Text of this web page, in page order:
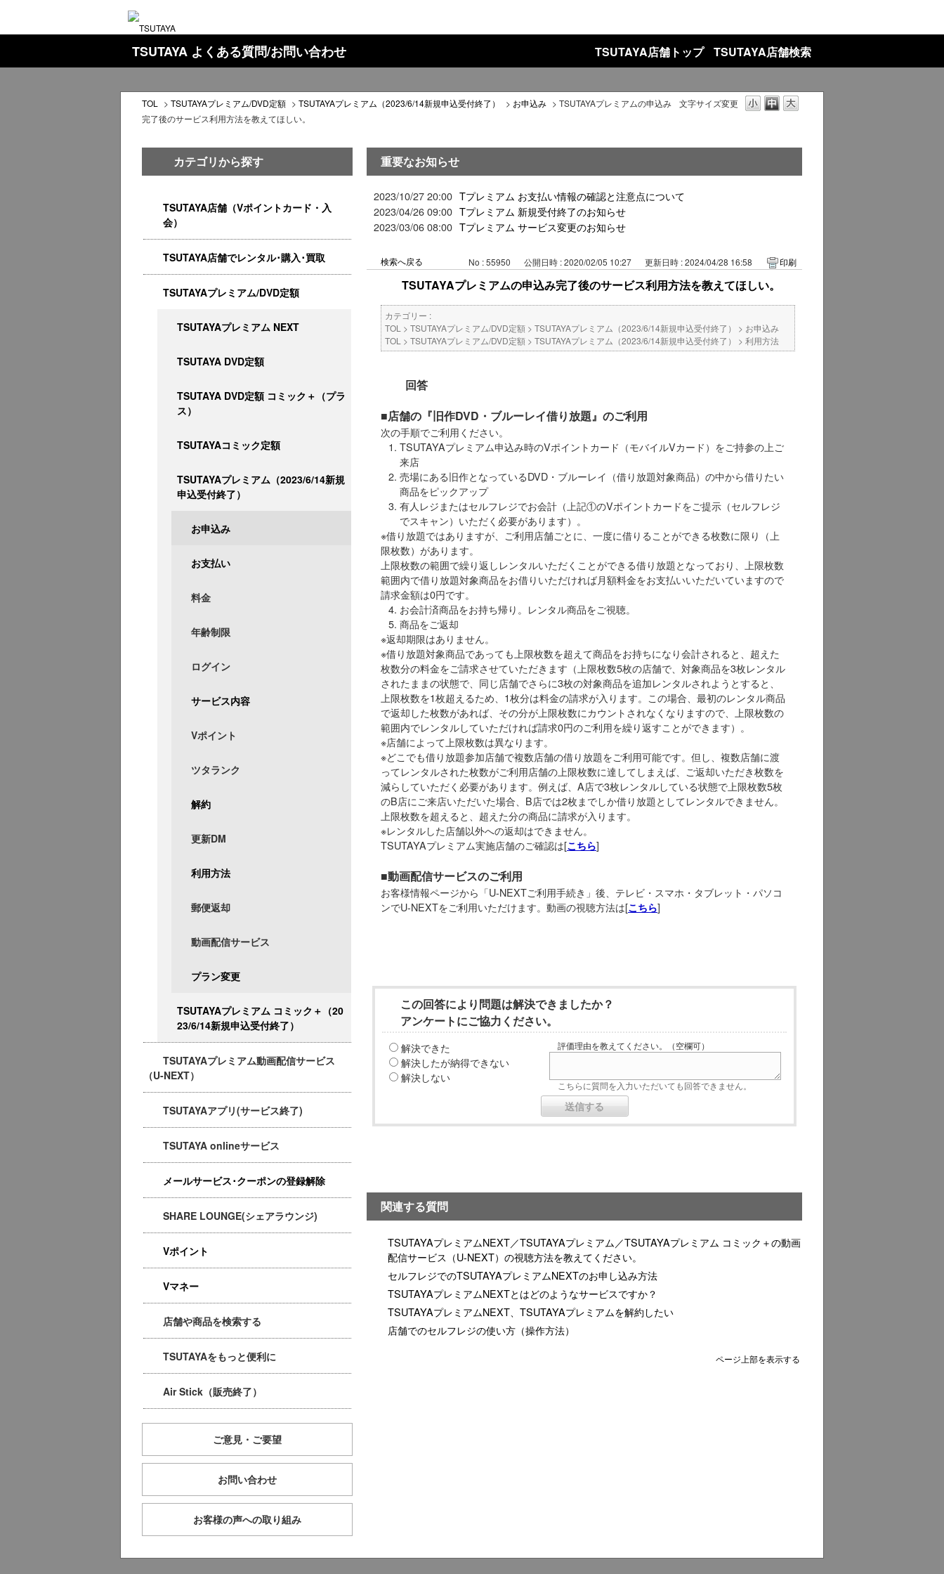
TSUTAYA よくある質問/お問い合わせ TSUTAYA店舗トップ TSUTAYA店舗検索
文字サイズ変更
TOL > TSUTAYAプレミアム/DVD定額 > TSUTAYAプレミアム（2023/6/14新規申込受付終了） > お申込み > TSUTAYAプレミアムの申込み
完了後のサービス利用方法を教えてほしい。
カテゴリから探す
TSUTAYA店舗（Vポイントカード・入
会）
TSUTAYA店舗でレンタル･購入･買取
TSUTAYAプレミアム/DVD定額
TSUTAYAプレミアム NEXT
TSUTAYA DVD定額
TSUTAYA DVD定額 コミック＋（プラ
ス）
TSUTAYAコミック定額
TSUTAYAプレミアム（2023/6/14新規
申込受付終了）
お申込み
お支払い
料金
年齢制限
ログイン
サービス内容
Vポイント
ツタランク
解約
更新DM
利用方法
郵便返却
動画配信サービス
プラン変更
TSUTAYAプレミアム コミック＋（20
23/6/14新規申込受付終了）
TSUTAYAプレミアム動画配信サービス
（U-NEXT）
TSUTAYAアプリ(サービス終了)
TSUTAYA onlineサービス
メールサービス･クーポンの登録解除
SHARE LOUNGE(シェアラウンジ)
Vポイント
Vマネー
店舗や商品を検索する
TSUTAYAをもっと便利に
Air Stick（販売終了）
ご意見・ご要望
お問い合わせ
お客様の声への取り組み
重要なお知らせ
2023/10/27 20:00 Tプレミアム お支払い情報の確認と注意点について
2023/04/26 09:00 Tプレミアム 新規受付終了のお知らせ
2023/03/06 08:00 Tプレミアム サービス変更のお知らせ
検索へ戻る No : 55950 公開日時 : 2020/02/05 10:27 更新日時 : 2024/04/28 16:58 印刷
TSUTAYAプレミアムの申込み完了後のサービス利用方法を教えてほしい。
カテゴリー :
TOL > TSUTAYAプレミアム/DVD定額 > TSUTAYAプレミアム（2023/6/14新規申込受付終了） > お申込み
TOL > TSUTAYAプレミアム/DVD定額 > TSUTAYAプレミアム（2023/6/14新規申込受付終了） > 利用方法
回答
■店舗の『旧作DVD・ブルーレイ借り放題』のご利用
次の手順でご利用ください。
TSUTAYAプレミアム申込み時のVポイントカード（モバイルVカード）をご持参の上ご
来店
売場にある旧作となっているDVD・ブルーレイ（借り放題対象商品）の中から借りたい
商品をピックアップ
有人レジまたはセルフレジでお会計（上記①のVポイントカードをご提示（セルフレジ
でスキャン）いただく必要があります）。
※借り放題ではありますが、ご利用店舗ごとに、一度に借りることができる枚数に限り（上
限枚数）があります。
上限枚数の範囲で繰り返しレンタルいただくことができる借り放題となっており、上限枚数
範囲内で借り放題対象商品をお借りいただければ月額料金をお支払いいただいていますので
請求金額は0円です。
お会計済商品をお持ち帰り。レンタル商品をご視聴。
商品をご返却
※返却期限はありません。
※借り放題対象商品であっても上限枚数を超えて商品をお持ちになり会計されると、超えた
枚数分の料金をご請求させていただきます（上限枚数5枚の店舗で、対象商品を3枚レンタル
されたままの状態で、同じ店舗でさらに3枚の対象商品を追加レンタルされようとすると、
上限枚数を1枚超えるため、1枚分は料金の請求が入ります。この場合、最初のレンタル商品
で返却した枚数があれば、その分が上限枚数にカウントされなくなりますので、上限枚数の
範囲内でレンタルしていただければ請求0円のご利用を繰り返すことができます）。
※店舗によって上限枚数は異なります。
※どこでも借り放題参加店舗で複数店舗の借り放題をご利用可能です。但し、複数店舗に渡
ってレンタルされた枚数がご利用店舗の上限枚数に達してしまえば、ご返却いただき枚数を
減らしていただく必要があります。例えば、A店で3枚レンタルしている状態で上限枚数5枚
のB店にご来店いただいた場合、B店では2枚までしか借り放題としてレンタルできません。
上限枚数を超えると、超えた分の商品に請求が入ります。
※レンタルした店舗以外への返却はできません。
TSUTAYAプレミアム実施店舗のご確認は[こちら]
■動画配信サービスのご利用
お客様情報ページから「U-NEXTご利用手続き」後、テレビ・スマホ・タブレット・パソコ
ンでU-NEXTをご利用いただけます。動画の視聴方法は[こちら]
この回答により問題は解決できましたか？
アンケートにご協力ください。
解決できた
解決したが納得できない
解決しない
評価理由を教えてください。（空欄可）
こちらに質問を入力いただいても回答できません。
関連する質問
TSUTAYAプレミアムNEXT／TSUTAYAプレミアム／TSUTAYAプレミアム コミック＋の動画
配信サービス（U-NEXT）の視聴方法を教えてください。
セルフレジでのTSUTAYAプレミアムNEXTのお申し込み方法
TSUTAYAプレミアムNEXTとはどのようなサービスですか？
TSUTAYAプレミアムNEXT、TSUTAYAプレミアムを解約したい
店舗でのセルフレジの使い方（操作方法）
ページ上部を表示する